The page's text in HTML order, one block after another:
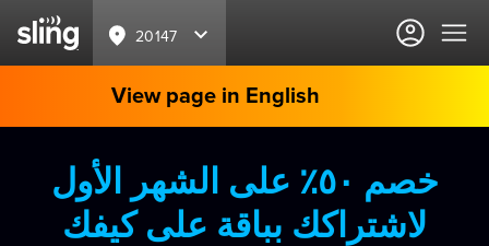
20147
View page in English
خصم ٥٠٪ على الشهر الأول
لاشتراكك بباقة على كيفك